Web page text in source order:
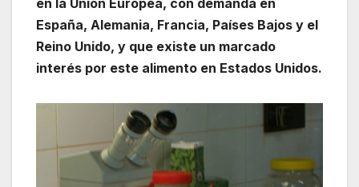
en la Unión Europea, con demanda en
España, Alemania, Francia, Países Bajos y el
Reino Unido, y que existe un marcado
interés por este alimento en Estados Unidos.